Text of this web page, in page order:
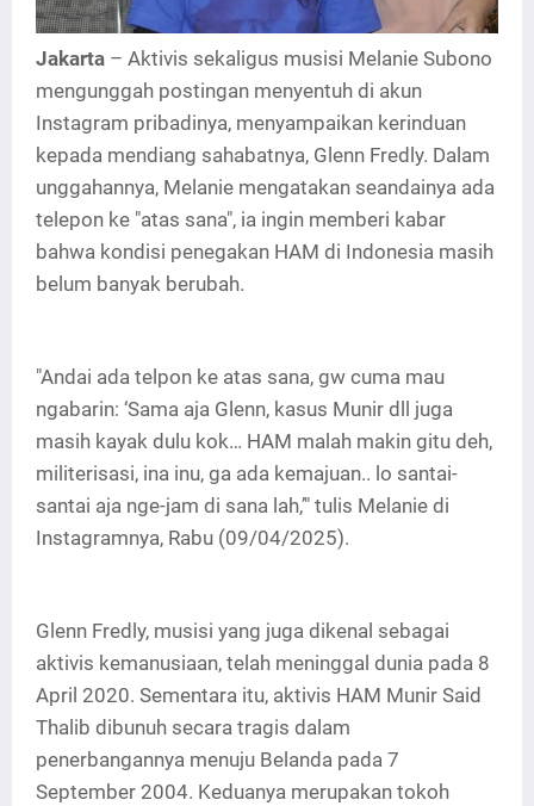
Jakarta – Aktivis sekaligus musisi Melanie Subono
mengunggah postingan menyentuh di akun
Instagram pribadinya, menyampaikan kerinduan
kepada mendiang sahabatnya, Glenn Fredly. Dalam
unggahannya, Melanie mengatakan seandainya ada
telepon ke "atas sana", ia ingin memberi kabar
bahwa kondisi penegakan HAM di Indonesia masih
belum banyak berubah.
"Andai ada telpon ke atas sana, gw cuma mau
ngabarin: ‘Sama aja Glenn, kasus Munir dll juga
masih kayak dulu kok… HAM malah makin gitu deh,
militerisasi, ina inu, ga ada kemajuan.. lo santai-
santai aja nge-jam di sana lah,’" tulis Melanie di
Instagramnya, Rabu (09/04/2025).
Glenn Fredly, musisi yang juga dikenal sebagai
aktivis kemanusiaan, telah meninggal dunia pada 8
April 2020. Sementara itu, aktivis HAM Munir Said
Thalib dibunuh secara tragis dalam
penerbangannya menuju Belanda pada 7
September 2004. Keduanya merupakan tokoh